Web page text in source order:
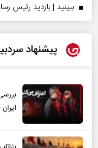
ببینید | بازدید رئیس
پیشنهاد